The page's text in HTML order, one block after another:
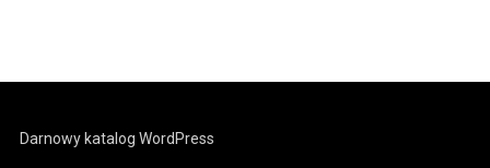
Darnowy katalog WordPress